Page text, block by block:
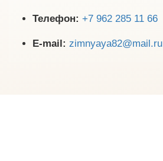
Телефон: +7 962 285 11 66
E-mail: zimnyaya82@mail.ru